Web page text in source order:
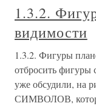
1.3.2.
видимости
1.3.2. Фигуры
отбросить фигуры
уже обсудили, на
СИМВОЛОВ,